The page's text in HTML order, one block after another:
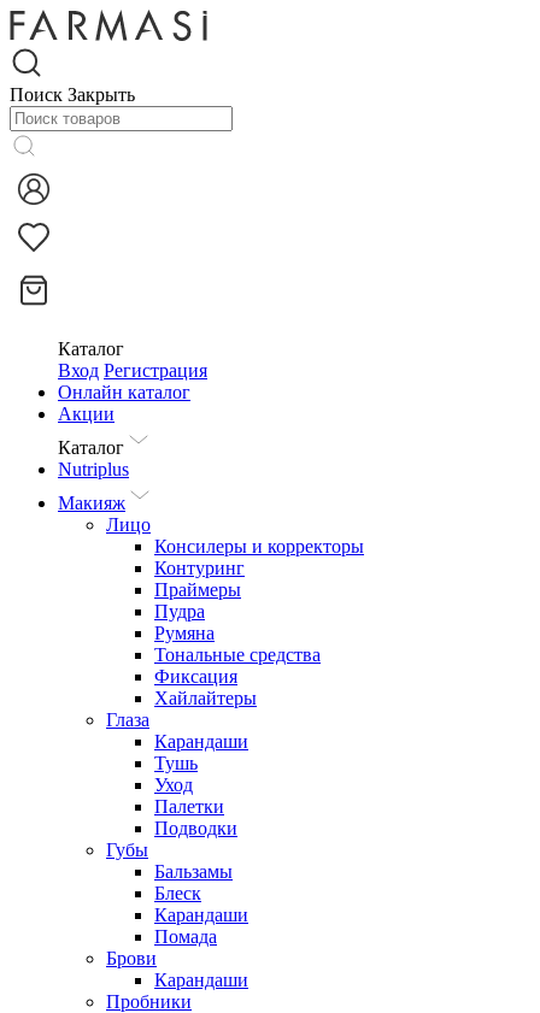
Поиск Закрыть
Каталог
Вход Регистрация
Онлайн каталог
Акции
Каталог
Nutriplus
Макияж
Лицо
Консилеры и корректоры
Контуринг
Праймеры
Пудра
Румяна
Тональные средства
Фиксация
Хайлайтеры
Глаза
Карандаши
Тушь
Уход
Палетки
Подводки
Губы
Бальзамы
Блеск
Карандаши
Помада
Брови
Карандаши
Пробники